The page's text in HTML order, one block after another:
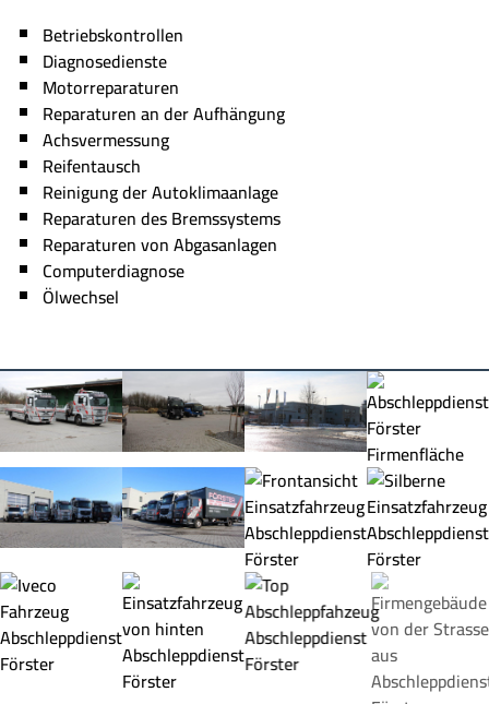
Betriebskontrollen
Diagnosedienste
Motorreparaturen
Reparaturen an der Aufhängung
Achsvermessung
Reifentausch
Reinigung der Autoklimaanlage
Reparaturen des Bremssystems
Reparaturen von Abgasanlagen
Computerdiagnose
Ölwechsel